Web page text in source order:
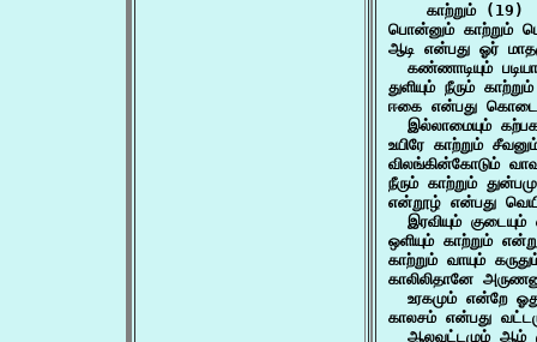
    காற்றும் (19)
பொன்னும் காற்றும்
ஆடி என்பது ஓர்
கண்ணாடியும்
துளியும் நீரும்
ஈகை என்பது
இல்லாமையும்
உயிரே காற்றும்
விலங்கின்கோடும்
நீரும் காற்றும்
என்றூழ் என்பது
இரவியும்
ஒளியும் காற்றும்
காற்றும் வாயும்
காலிலிதானே
உரகமும் என்றே
காலசம் என்பது
ஆலவட்டமும் ஆம்